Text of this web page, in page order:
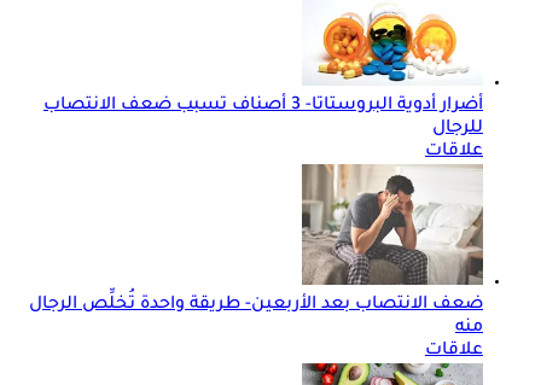
أضرار أدوية البروستاتا- 3 أصناف تسبب ضعف الانتصاب
للرجال
علاقات
ضعف الانتصاب بعد الأربعين- طريقة واحدة تُخلِّص الرجال
منه
علاقات